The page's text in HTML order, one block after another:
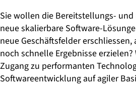
Sie wollen die Bereitstellungs-
neue skalierbare Software-
neue Geschäftsfelder
noch schnelle Ergebnisse
Zugang zu performanten
Softwareentwicklung auf agiler